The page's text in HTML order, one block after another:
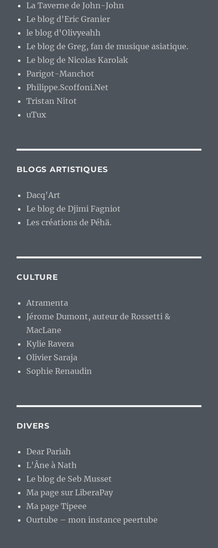
La Taverne de John-John
Le blog d'Eric Granier
le blog d'Olivyeahh
Le blog de Greg, fan de musique asiatique.
Le blog de Nicolas Karolak
Parigot-Manchot
Philippe.Scoffoni.Net
Tristan Nitot
uTux
BLOGS ARTISTIQUES
Dacq'Art
Le blog de Djimi Fagniot
Les créations de Péhä.
CULTURE
Atramenta
Jérome Dumont, auteur de Rossetti &
MacLane
Kylie Ravera
Olivier Saraja
Sophie Renaudin
DIVERS
Dear Pariah
L'Âne à Nath
Le blog de Seb Musset
Ma page sur LiberaPay
Ma page Tipeee
Ourtube – mon instance peertube